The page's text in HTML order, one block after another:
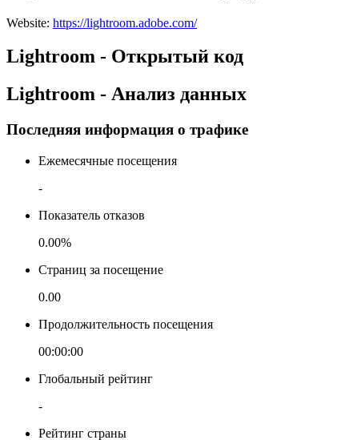
Website: https://lightroom.adobe.com/
Lightroom - Открытый код
Lightroom - Анализ данных
Последняя информация о трафике
Ежемесячные посещения
-
Показатель отказов
0.00%
Страниц за посещение
0.00
Продолжительность посещения
00:00:00
Глобальный рейтинг
-
Рейтинг страны